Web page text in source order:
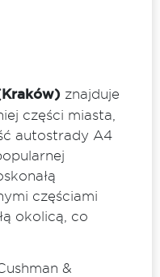
znajduje
części miasta,
autostrady A4
częściami
okolicą, co
&